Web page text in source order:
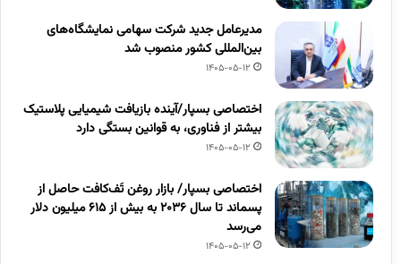
مدیرعامل جدید شرکت سهامی نمایشگاه‌های
بین‌المللی کشور منصوب شد
1405-05-12
اختصاصی بسپار/آینده بازیافت شیمیایی پلاستیک
بیشتر از فناوری، به قوانین بستگی دارد
1405-05-12
اختصاصی بسپار/ بازار روغن تَف‌کافت حاصل از
پسماند تا سال ۲۰۳۶ به بیش از ۶۱۵ میلیون دلار
می‌رسد
1405-05-12